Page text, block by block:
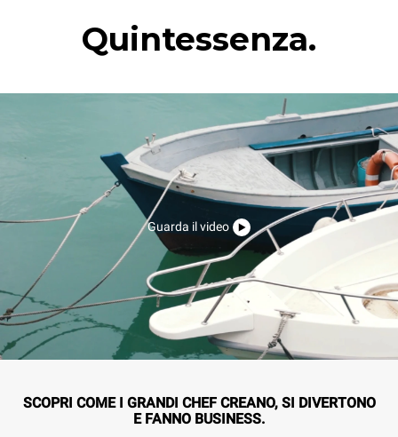
Quintessenza.
Guarda il video
SCOPRI COME I GRANDI CHEF CREANO, SI DIVERTONO
E FANNO BUSINESS.